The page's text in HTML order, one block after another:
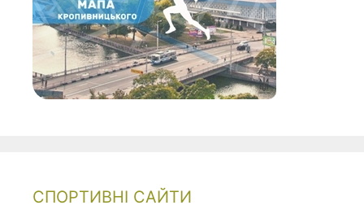
СПОРТИВНІ САЙТИ